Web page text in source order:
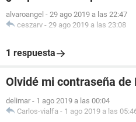
alvaroangel - 29 ago 2019 a las 22:47
ceszarv - 29 ago 2019 a las 23:08
1 respuesta
Olvidé mi contraseña de
delimar - 1 ago 2019 a las 00:04
Carlos-vialfa - 1 ago 2019 a las